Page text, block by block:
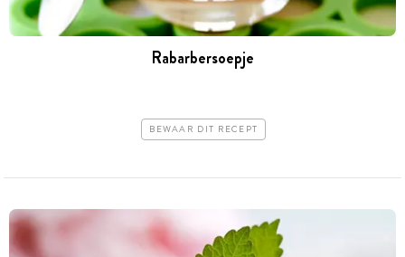
Rabarbersoepje
BEWAAR DIT RECEPT